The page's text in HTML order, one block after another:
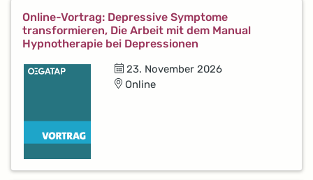
Online-Vortrag: Depressive Symptome
transformieren, Die Arbeit mit dem Manual
Hypnotherapie bei Depressionen
23. November 2026
Online